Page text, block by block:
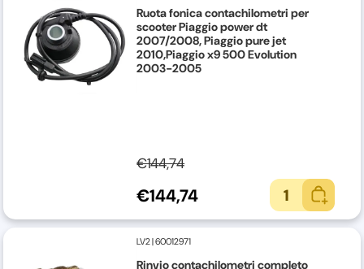
Ruota fonica contachilometri per
scooter Piaggio power dt
2007/2008, Piaggio pure jet
2010,Piaggio x9 500 Evolution
2003-2005
€144,74
€144,74 1
LV2|60012971
Rinvio contachilometri completo